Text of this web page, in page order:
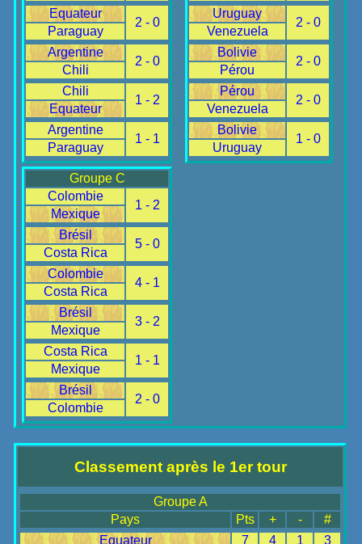
Equateur
2 - 0
Paraguay
Argentine
2 - 0
Chili
Chili
1 - 2
Equateur
Argentine
1 - 1
Paraguay
Uruguay
2 - 0
Venezuela
Bolivie
2 - 0
Pérou
Pérou
2 - 0
Venezuela
Bolivie
1 - 0
Uruguay
Groupe C
Colombie
1 - 2
Mexique
Brésil
5 - 0
Costa Rica
Colombie
4 - 1
Costa Rica
Brésil
3 - 2
Mexique
Costa Rica
1 - 1
Mexique
Brésil
2 - 0
Colombie
Classement après le 1er tour
Groupe A
Pays
Pts + -
#
Equateur
7 4 1
3